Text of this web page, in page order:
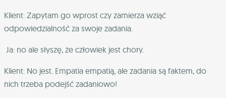
Klient: Zapytam go wprost czy zamierza wziąć
odpowiedzialność za swoje zadania.
Ja: no ale słyszę, że człowiek jest chory.
Klient: No jest. Empatia empatią, ale zadania są faktem, do
nich trzeba podejść zadaniowo!